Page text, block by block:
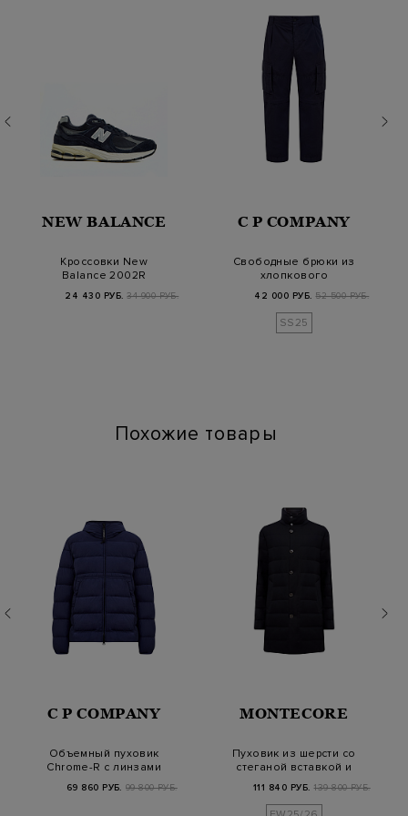
NEW BALANCE
Кроссовки New
Balance 2002R
'Eclipse Castlerock'
24 430 РУБ. 34 900 РУБ.
C P COMPANY
Свободные брюки из
хлопкового
микрорепса с
карманами-к…
42 000 РУБ. 52 500 РУБ.
SS25
Похожие товары
C P COMPANY
Объемный пуховик
Chrome-R с линзами
69 860 РУБ. 99 800 РУБ.
MONTECORE
Пуховик из шерсти со
стеганой вставкой и
111 840 РУБ. 139 800 РУБ.